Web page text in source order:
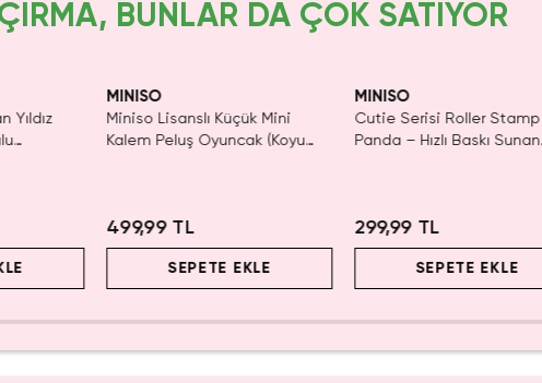
BUNLAR DA ÇOK SATIYOR
Yıldız
MINISO
Miniso Lisanslı Küçük Mini
Kalem Peluş Oyuncak (Koyu
499,99 TL
SEPETE EKLE
MINISO
Cutie Serisi Roller Stamp
Panda – Hızlı Baskı Sunan
299,99 TL
SEPETE EKLE